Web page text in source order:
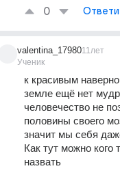
0
valentina_17980
Ученик
11лет
к красивым
земле ещё нет
человечество не
половины своего
значит мы себя
Как тут можно кого
назвать